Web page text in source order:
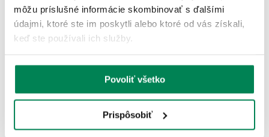
môžu príslušné informácie skombinovať s ďalšími
údajmi, ktoré ste im poskytli alebo ktoré od vás získali,
keď ste používali ich služby.
Povoliť všetko
Prispôsobiť
LETNÝ VÝPREDAJ Akcia -15%
Carp ´R´ Us Vlasec Total Contact Line Yellow 1000m